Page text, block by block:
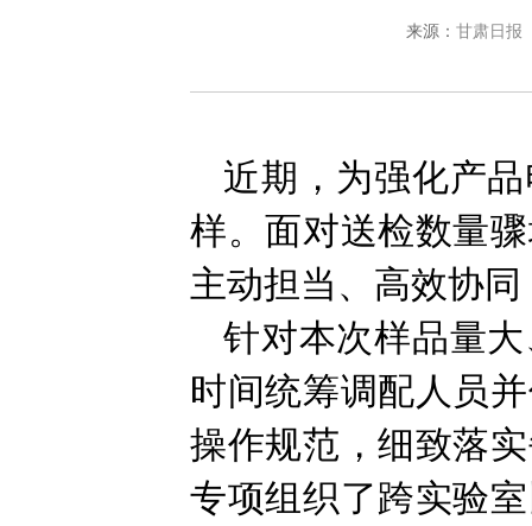
来源： 甘肃日报
近期，为强化产
样。面对送检数量
主动担当、高效协
针对本次样品量
时间统筹调配人员
操作规范，细致落
专项组织了跨实验